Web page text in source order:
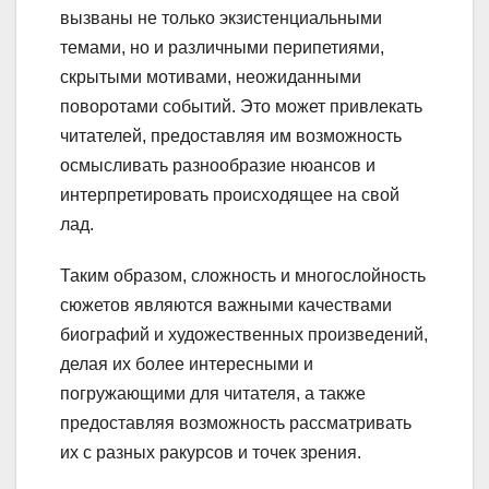
вызваны не только экзистенциальными
темами, но и различными перипетиями,
скрытыми мотивами, неожиданными
поворотами событий. Это может привлекать
читателей, предоставляя им возможность
осмысливать разнообразие нюансов и
интерпретировать происходящее на свой
лад.
Таким образом, сложность и многослойность
сюжетов являются важными качествами
биографий и художественных произведений,
делая их более интересными и
погружающими для читателя, а также
предоставляя возможность рассматривать
их с разных ракурсов и точек зрения.